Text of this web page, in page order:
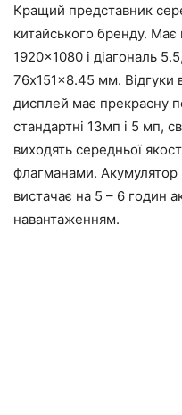
Кращий представник
китайського бренду.
1920×1080 і діагональ
76x151x8.45 мм. Відгуки
дисплей має прекрасну
стандартні 13мп і 5 мп,
виходять середньої
флагманами. Акумулятор
вистачає на 5 – 6 годин
навантаженням.